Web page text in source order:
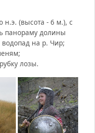
н.э. (высота - 6 м.), с
панораму долины
на р. Чир;
лозы.